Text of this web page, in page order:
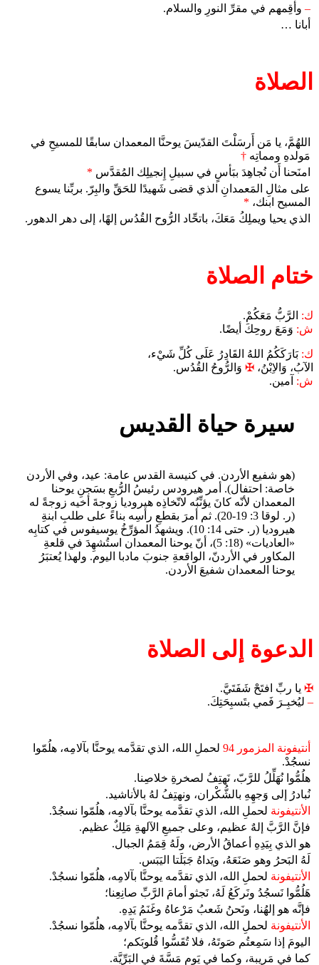
– وأقِمهم في مقرِّ النورِ والسلام.
أبانا …
الصلاة
اللهُمَّ، يا مَن أَرسَلْتَ القدّيسَ يوحنَّا المعمدان سابقًا للمسيحِ في
مَولدهِ ومماتِه †
امنَحنا أَن نُجاهِدَ ببَأسٍ في سبيلِ إِنجيلِك المُقدَّس *
على مثالِ المَعمدانِ الذي قضى شَهيدًا للحَقِّ والبِرّ. بربِّنا يسوع
المسيح ابنك، *
الذي يحيا ويملِكُ مَعَكَ، باتحِّاد الرُّوح القُدُس إلهًا، إلى دهر الدهور.
ختام الصلاة
ك: الرَّبُّ مَعَكُمْ.
ش: وَمَعَ روحِكَ أيضًا.
ك: بَارَكَكُمُ اللهُ القَادِرُ عَلَى كُلِّ شَيْء،
الآبُ، وَالاِبْنُ، ✠ وَالرُّوحُ القُدُس.
ش: آمين.
سيرة حياة القديس
(هو شفيع الأردن. في كنيسة القدس عامة: عيد، وفي الأردن
خاصة: احتفال). أمر هيرودس رئيسُ الرُّبعِ بسَجنِ يوحنا
المعمدان لأنّه كانَ يؤنِّبُه لاتّخاذِه هيروديا زوجةَ أخيه زوجةً له
(ر. لوقا 3: 19-20). ثم أمرَ بقطعِ رأسِه بناءً على طلبِ ابنةِ
هيروديا (ر. حتى 14: 10). ويشهدُ المؤرِّخُ يوسيفوس في كتابِه
«العاديات» (18: 5)، أنّ يوحنا المعمدان استُشهِدَ في قلعةِ
المكاور في الأردنّ، الواقعةِ جنوبَ مادبا اليوم. ولهذا يُعتبَرُ
يوحنا المعمدان شفيعَ الأردن.
الدعوة إلى الصلاة
✠ يا ربِّ افتَحْ شَفَتَيَّ.
– ليُخبِـرَ فَمي بتَسبِحَتِكَ.
أنتيفونة المزمور 94
لحملِ الله، الذي تقدَّمه يوحنَّا بآلامِه، هلُمّوا
نسجُدْ.
هلُمُّوا نُهَلِّلُ للرَّبّ، نَهتِفُ لصخرةِ خلاصِنا.
نُبادرُ إلى وَجهِهِ بالشُّكْران، ونهتِفُ لهُ بالأناشيد.
الأنتيفونة لحملِ الله، الذي تقدَّمه يوحنَّا بآلامِه، هلُمّوا نسجُدْ.
فإنَّ الرَّبَّ إلهٌ عظيم، وعلى جميعِ الآلهةِ مَلِكٌ عظيم.
هو الذي بِيَدِهِ أعماقُ الأرض، ولَهُ قِمَمُ الجبال.
لَهُ البَحرُ وهو صَنَعَهُ، ويَداهُ جَبَلَتا اليَبَس.
الأنتيفونة لحملِ الله، الذي تقدَّمه يوحنَّا بآلامِه، هلُمّوا نسجُدْ.
هَلُمُّوا نَسجُدُ ونَركَعُ لَهُ، نَجثو أمامَ الرَّبِّ صانِعِنا؛
فإنَّه هو إلهُنا، ونَحنُ شَعبُ مَرْعاهُ وغَنَمُ يَدِهِ.
الأنتيفونة لحملِ الله، الذي تقدَّمه يوحنَّا بآلامِه، هلُمّوا نسجُدْ.
اليومَ إذا سَمِعتُم صَوتَهُ، فلا تُقَسُّوا قُلوبَكم؛
كما في مَريبة، وكما في يَومِ مَسَّةَ في البَرِّيَّة.